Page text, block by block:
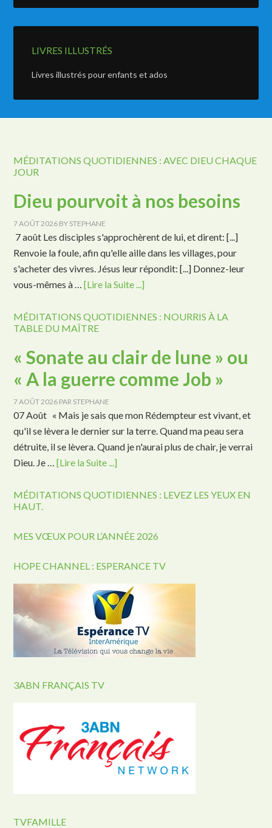
LIVRES ILLUSTRÉS
Livres illustrés pour enfants et ados
MÉDITATIONS QUOTIDIENNES : AVEC DIEU CHAQUE
JOUR
Dieu pourvoit à nos besoins
7 AOÛT 2026 BY STEPHANE
7 août Les disciples s'approchèrent de lui, et dirent: [...]
Renvoie la foule, afin qu'elle aille dans les villages, pour
s'acheter des vivres. Jésus leur répondit: [...] Donnez-leur
vous-mêmes à …[Lire la Suite ...]
MÉDITATIONS QUOTIDIENNES : NOURRIS À LA
TABLE DU MAÎTRE
« Sonate au clair de lune » ou
« A la guerre comme Job »
7 AOÛT 2026 PAR STEPHANE
07 Août « Mais je sais que mon Rédempteur est vivant, et
qu'il se lèvera le dernier sur la terre. Quand ma peau sera
détruite, il se lèvera. Quand je n'aurai plus de chair, je verrai
Dieu. Je …[Lire la Suite ...]
MÉDITATIONS QUOTIDIENNES : LEVEZ LES YEUX EN
HAUT.
MES VŒUX POUR L’ANNÉE 2026
HOPE CHANNEL : ESPERANCE TV
3ABN FRANÇAIS TV
TVFAMILLE